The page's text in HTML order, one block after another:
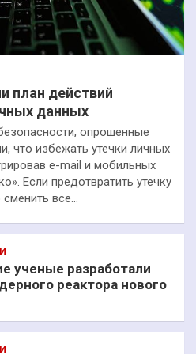
план действий
данных
опрошенные
что избежать утечки личных
e-mail и мобильных
Если предотвратить утечку
все…
ученые разработали
реактора нового